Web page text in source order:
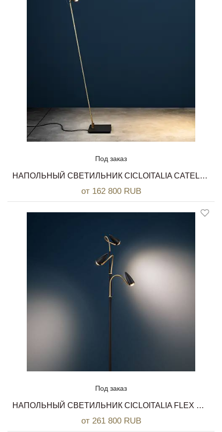
Под заказ
НАПОЛЬНЫЙ СВЕТИЛЬНИК CICLOITALIA CATELLANI & SMITH
от 162 800 RUB
Под заказ
НАПОЛЬНЫЙ СВЕТИЛЬНИК CICLOITALIA FLEX CATELLANI & SMITH
от 261 800 RUB